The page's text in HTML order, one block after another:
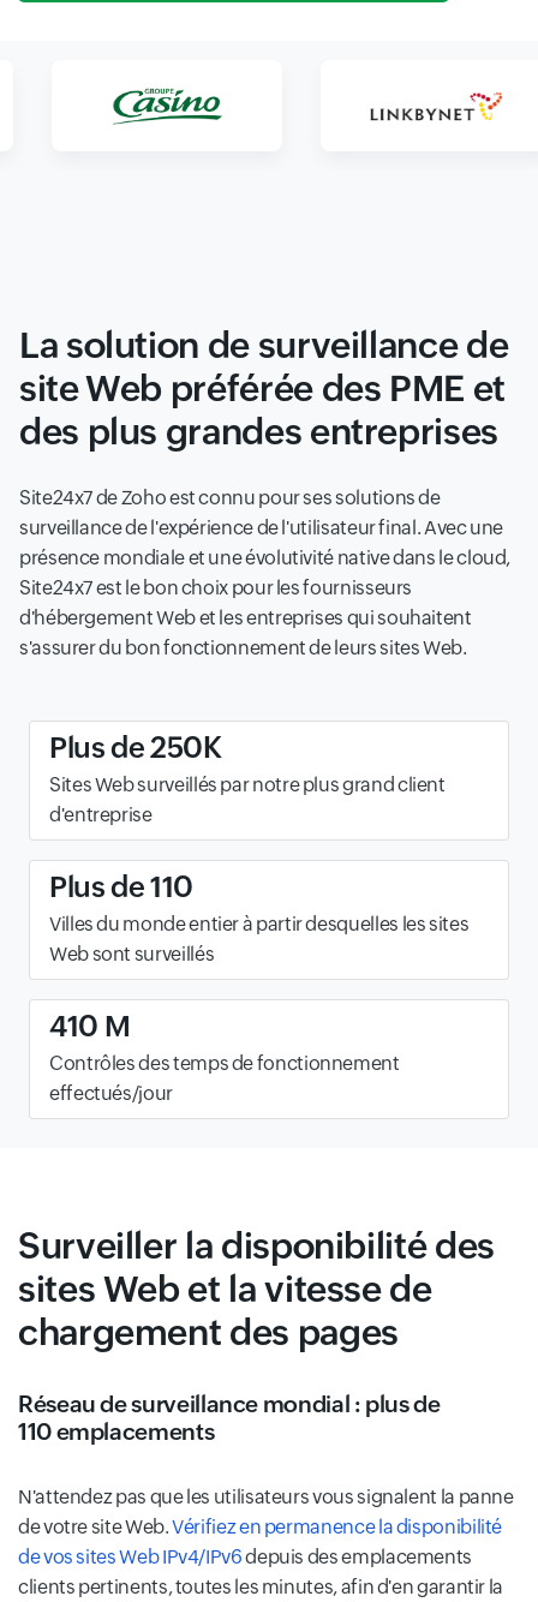
La solution de surveillance de
site Web préférée des PME et
des plus grandes entreprises
Site24x7 de Zoho est connu pour ses solutions de
surveillance de l'expérience de l'utilisateur final. Avec une
présence mondiale et une évolutivité native dans le cloud,
Site24x7 est le bon choix pour les fournisseurs
d'hébergement Web et les entreprises qui souhaitent
s'assurer du bon fonctionnement de leurs sites Web.
Plus de 250K
Sites Web surveillés par notre plus grand client
d'entreprise
Plus de 110
Villes du monde entier à partir desquelles les sites
Web sont surveillés
410 M
Contrôles des temps de fonctionnement
effectués/jour
Surveiller la disponibilité des
sites Web et la vitesse de
chargement des pages
Réseau de surveillance mondial : plus de
110 emplacements
N'attendez pas que les utilisateurs vous signalent la panne
de votre site Web.Vérifiez en permanence la disponibilité
de vos sites Web IPv4/IPv6depuis des emplacements
clients pertinents, toutes les minutes, afin d'en garantir la